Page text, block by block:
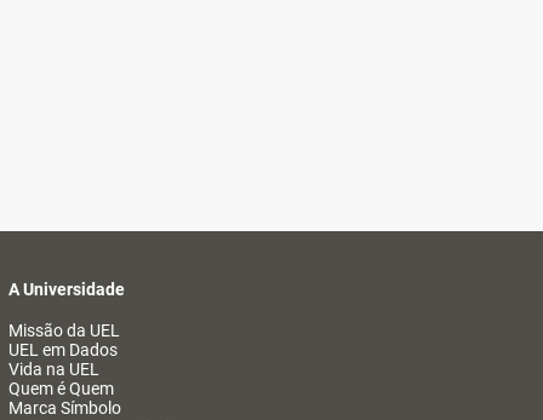
A Universidade
Missão da UEL
UEL em Dados
Vida na UEL
Quem é Quem
Marca Símbolo